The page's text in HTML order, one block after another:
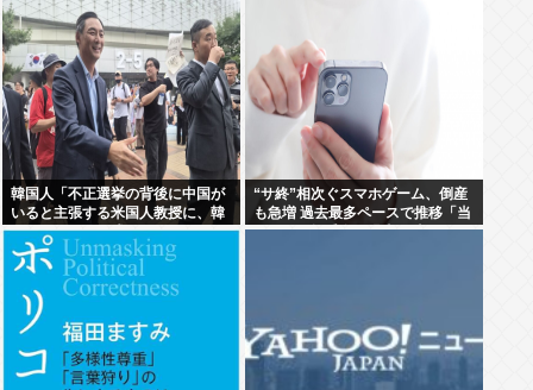
韓国人「不正選挙の背後に中国が
いると主張する米国人教授に、韓
国ネット民が困惑」
“サ終”相次ぐスマホゲーム、倒産
も急増 過去最多ペースで推移「当
たれば一攫千金」過去の時代に